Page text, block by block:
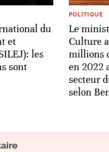
du
et
les
sont
POLITIQUE
Le
Culture
millions
en 2022
secteur
selon